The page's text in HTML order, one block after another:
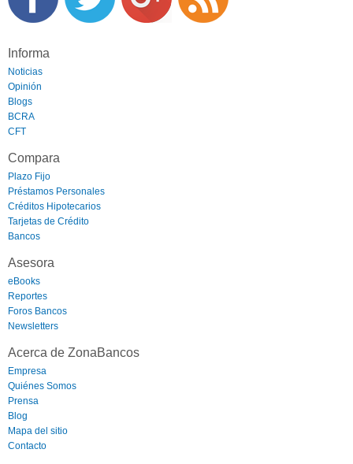
Informa
Noticias
Opinión
Blogs
BCRA
CFT
Compara
Plazo Fijo
Préstamos Personales
Créditos Hipotecarios
Tarjetas de Crédito
Bancos
Asesora
eBooks
Reportes
Foros Bancos
Newsletters
Acerca de ZonaBancos
Empresa
Quiénes Somos
Prensa
Blog
Mapa del sitio
Contacto